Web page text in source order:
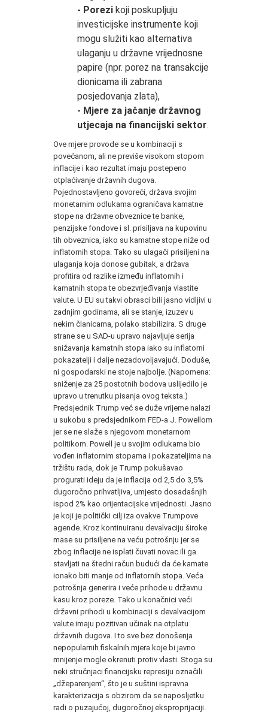
- Porezi koji poskupljuju
investicijske instrumente koji
mogu služiti kao alternativa
ulaganju u državne vrijednosne
papire (npr. porez na transakcije
dionicama ili zabrana
posjedovanja zlata),
- Mjere za jačanje državnog
utjecaja na financijski sektor.
Ove mjere provode se u kombinaciji s
povećanom, ali ne previše visokom stopom
inflacije i kao rezultat imaju postepeno
otplaćivanje državnih dugova.
Pojednostavljeno govoreći, država svojim
monetarnim odlukama ograničava kamatne
stope na državne obveznice te banke,
penzijske fondove i sl. prisiljava na kupovinu
tih obveznica, iako su kamatne stope niže od
inflatornih stopa. Tako su ulagači prisiljeni na
ulaganja koja donose gubitak, a država
profitira od razlike između inflatornih i
kamatnih stopa te obezvrjeđivanja vlastite
valute. U EU su takvi obrasci bili jasno vidljivi u
zadnjim godinama, ali se stanje, izuzev u
nekim članicama, polako stabilizira. S druge
strane se u SAD-u upravo najavljuje serija
snižavanja kamatnih stopa iako su inflatorni
pokazatelji i dalje nezadovoljavajući. Doduše,
ni gospodarski ne stoje najbolje. (Napomena:
sniženje za 25 postotnih bodova uslijedilo je
upravo u trenutku pisanja ovog teksta.)
Predsjednik Trump već se duže vrijeme nalazi
u sukobu s predsjednikom FED-a J. Powellom
jer se ne slaže s njegovom monetarnom
politikom. Powell je u svojim odlukama bio
vođen inflatornim stopama i pokazateljima na
tržištu rada, dok je Trump pokušavao
progurati ideju da je inflacija od 2,5 do 3,5%
dugoročno prihvatljiva, umjesto dosadašnjih
ispod 2% kao orijentacijske vrijednosti. Jasno
je koji je politički cilj iza ovakve Trumpove
agende. Kroz kontinuiranu devalvaciju široke
mase su prisiljene na veću potrošnju jer se
zbog inflacije ne isplati čuvati novac ili ga
stavljati na štedni račun budući da će kamate
ionako biti manje od inflatornih stopa. Veća
potrošnja generira i veće prihode u državnu
kasu kroz poreze. Tako u konačnici veći
državni prihodi u kombinaciji s devalvacijom
valute imaju pozitivan učinak na otplatu
državnih dugova. I to sve bez donošenja
nepopularnih fiskalnih mjera koje bi javno
mnijenje mogle okrenuti protiv vlasti. Stoga su
neki stručnjaci financijsku represiju označili
„džeparenjem“, što je u suštini ispravna
karakterizacija s obzirom da se naposljetku
radi o puzajućoj, dugoročnoj eksproprijaciji.